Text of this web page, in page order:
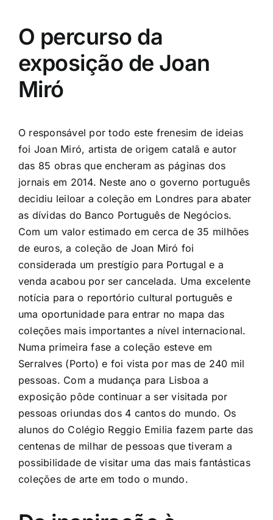
O percurso da
exposição de Joan
Miró
O responsável por todo este frenesim de ideias
foi Joan Miró, artista de origem catalã e autor
das 85 obras que encheram as páginas dos
jornais em 2014. Neste ano o governo português
decidiu leiloar a coleção em Londres para abater
as dívidas do Banco Português de Negócios.
Com um valor estimado em cerca de 35 milhões
de euros, a coleção de Joan Miró foi
considerada um prestígio para Portugal e a
venda acabou por ser cancelada. Uma excelente
notícia para o reportório cultural português e
uma oportunidade para entrar no mapa das
coleções mais importantes a nível internacional.
Numa primeira fase a coleção esteve em
Serralves (Porto) e foi vista por mas de 240 mil
pessoas. Com a mudança para Lisboa a
exposição pôde continuar a ser visitada por
pessoas oriundas dos 4 cantos do mundo. Os
alunos do Colégio Reggio Emilia fazem parte das
centenas de milhar de pessoas que tiveram a
possibilidade de visitar uma das mais fantásticas
coleções de arte em todo o mundo.